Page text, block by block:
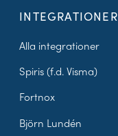
INTEGRATIONER
Alla integrationer
Spiris (f.d. Visma)
Fortnox
Björn Lundén